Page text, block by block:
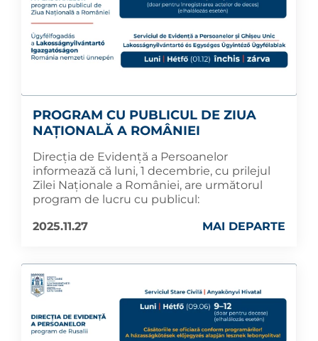
PROGRAM CU PUBLICUL DE ZIUA
NAȚIONALĂ A ROMÂNIEI
Direcția de Evidență a Persoanelor
informează că luni, 1 decembrie, cu prilejul
Zilei Naționale a României, are următorul
program de lucru cu publicul:
2025.11.27
MAI DEPARTE